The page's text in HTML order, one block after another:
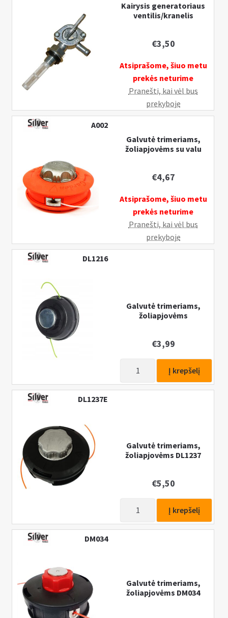
Kairysis generatoriaus
ventilis/kranelis
€3,50
Atsiprašome, šiuo metu
prekės neturime
Pranešti, kai vėl bus
prekyboje
A002
Galvutė trimeriams,
žoliapjovėms su valu
€4,67
Atsiprašome, šiuo metu
prekės neturime
Pranešti, kai vėl bus
prekyboje
DL1216
Galvutė trimeriams,
žoliapjovėms
€3,99
Galvutė
Į krepšelį
DL1237E
Galvutė trimeriams,
žoliapjovėms DL1237
€5,50
Galvutė
Į krepšelį
DM034
Galvutė trimeriams,
žoliapjovėms DM034